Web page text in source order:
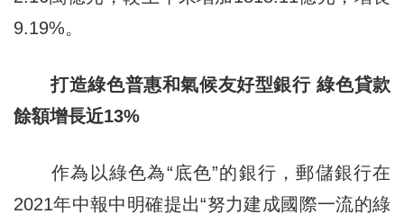
9.19%。
打造綠色普惠和氣候友好型銀行 綠色貸款
餘額增長近13%
作為以綠色為“底色”的銀行，郵儲銀行在
2021年中報中明確提出“努力建成國際一流的綠